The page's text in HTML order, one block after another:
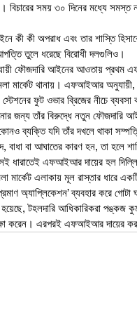
বিচারের সময় ৩০ দিনের মধ্যে
তুলে ধরেছে বিরোধী দলগুলিও।
মার্কেট থানায়। এফআইআর অনুযায়ী,
স্টেশনের ফুট ওভার ব্রিজের নীচে
জন্য তাঁর বিরুদ্ধে নতুন
ব্যক্তি যদি তাঁর দখলে থাকা
বা আঘাতের কারণ হন, তা হলে
ধারাতেই এফআইআর দায়ের হল
অ্যাপ্লিকেশন’ ব্যবহার করে
টহলদারি আধিকারিকরা পঙ্কজ
করেন। এরপরই এফআইআর দায়ের